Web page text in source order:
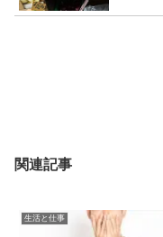
関連記事
生活と仕事